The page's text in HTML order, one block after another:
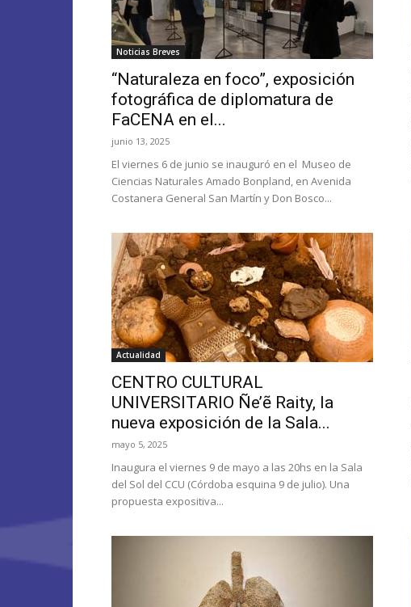
Noticias Breves
“Naturaleza en foco”, exposición
fotográfica de diplomatura de
FaCENA en el...
junio 13, 2025
El viernes 6 de junio se inauguró en el Museo de
Ciencias Naturales Amado Bonpland, en Avenida
Costanera General San Martín y Don Bosco...
Actualidad
CENTRO CULTURAL
UNIVERSITARIO Ñe’ẽ Raity, la
nueva exposición de la Sala...
mayo 5, 2025
Inaugura el viernes 9 de mayo a las 20hs en la Sala
del Sol del CCU (Córdoba esquina 9 de julio). Una
propuesta expositiva...